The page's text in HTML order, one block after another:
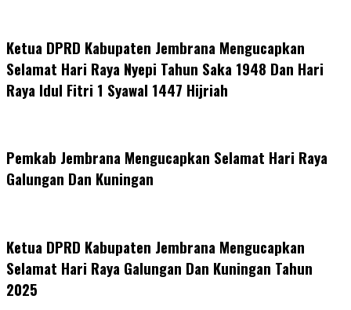
Ketua DPRD Kabupaten Jembrana Mengucapkan
Selamat Hari Raya Nyepi Tahun Saka 1948 Dan Hari
Raya Idul Fitri 1 Syawal 1447 Hijriah
Pemkab Jembrana Mengucapkan Selamat Hari Raya
Galungan Dan Kuningan
Ketua DPRD Kabupaten Jembrana Mengucapkan
Selamat Hari Raya Galungan Dan Kuningan Tahun
2025